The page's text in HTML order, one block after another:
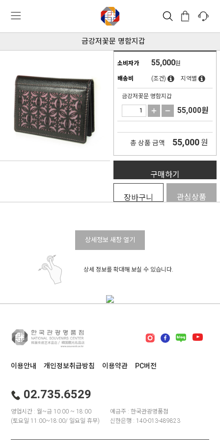
금강저꽃문 명함지갑
소비자가 55,000원
배송비 (조건) 지역별
금강저꽃문 명함지갑
55,000원
총 상품 금액 55,000 원
구매하기
장바구니 관심상품
상세정보 새창 열기
상세 정보를 확대해 보실 수 있습니다.
이용안내 개인정보취급방침 이용약관 PC버전
02.735.6529
영업시간 : 월~금 10:00 ~ 18:00
(토요일 11:00~18:00/ 일요일 휴무)
예금주 : 한국관광명품점
신한은행 : 140-013-489823